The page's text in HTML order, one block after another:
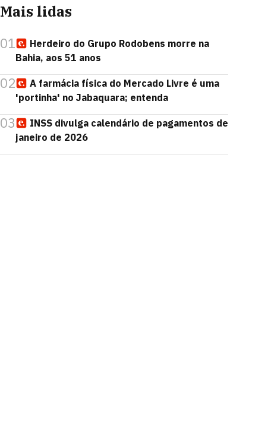
Mais lidas
01
Herdeiro do Grupo Rodobens morre na
Bahia, aos 51 anos
02
A farmácia física do Mercado Livre é uma
'portinha' no Jabaquara; entenda
03
INSS divulga calendário de pagamentos de
janeiro de 2026